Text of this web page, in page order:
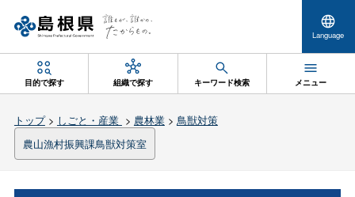
Language
目的で探す 組織で探す キーワード検索 メニュー
トップ> しごと・産業 > 農林業> 鳥獣対策
農山漁村振興課鳥獣対策室